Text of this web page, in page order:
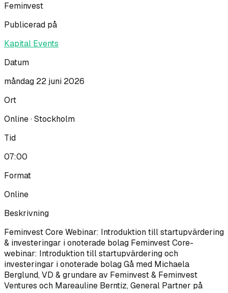
Feminvest
Publicerad på
Kapital Events
Datum
måndag 22 juni 2026
Ort
Online · Stockholm
Tid
07:00
Format
Online
Beskrivning
Feminvest Core Webinar: Introduktion till startupvärdering
& investeringar i onoterade bolag Feminvest Core-
webinar: Introduktion till startupvärdering och
investeringar i onoterade bolag Gå med Michaela
Berglund, VD & grundare av Feminvest & Feminvest
Ventures och Mareauline Berntiz, General Partner på